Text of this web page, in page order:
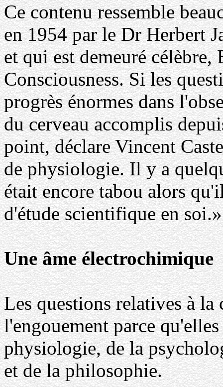
Ce contenu ressemble
en 1954 par le Dr Herbert
et qui est demeuré
Consciousness. Si les
progrès énormes dans
du cerveau accomplis
point, déclare Vincent
de physiologie. Il y a
était encore tabou alors
d'étude scientifique en soi.»
Une âme électrochimique
Les questions relatives à la
l'engouement parce
physiologie, de la
et de la philosophie.